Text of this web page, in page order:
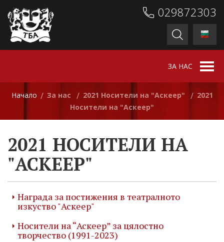
029872303
ЗА НАС
Начало / За нас / 2021 Носители на "Аскеер" / 2021
Носители на "Аскеер"
2021 НОСИТЕЛИ НА
"АСКЕЕР"
Награда за постижения в театралното
изкуство "Аскеер"
Носители на “Аскеер” за цялостно
творчество (1991-2023)